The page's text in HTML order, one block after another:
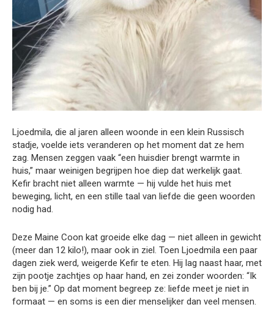
Ljoedmila, die al jaren alleen woonde in een klein Russisch
stadje, voelde iets veranderen op het moment dat ze hem
zag. Mensen zeggen vaak “een huisdier brengt warmte in
huis,” maar weinigen begrijpen hoe diep dat werkelijk gaat.
Kefir bracht niet alleen warmte — hij vulde het huis met
beweging, licht, en een stille taal van liefde die geen woorden
nodig had.
Deze Maine Coon kat groeide elke dag — niet alleen in gewicht
(meer dan 12 kilo!), maar ook in ziel. Toen Ljoedmila een paar
dagen ziek werd, weigerde Kefir te eten. Hij lag naast haar, met
zijn pootje zachtjes op haar hand, en zei zonder woorden: “Ik
ben bij je.” Op dat moment begreep ze: liefde meet je niet in
formaat — en soms is een dier menselijker dan veel mensen.